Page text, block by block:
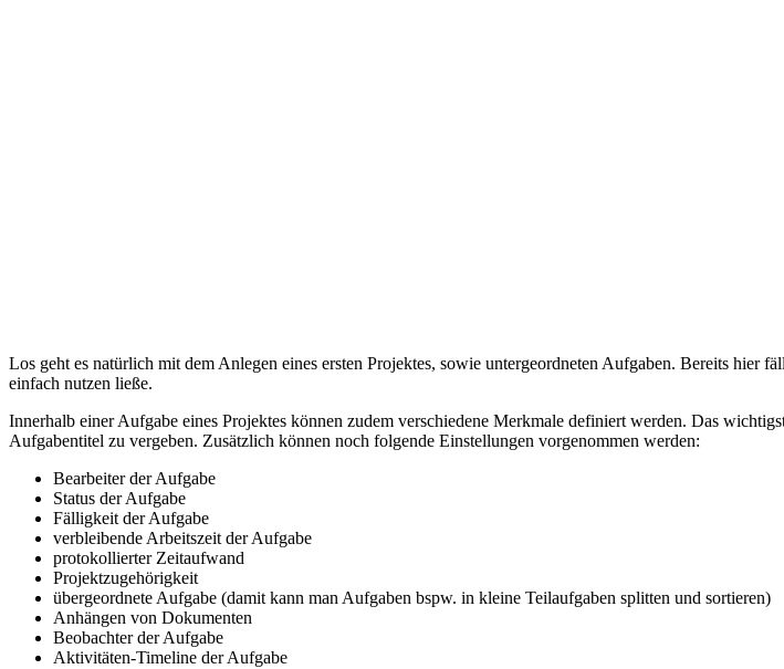
Los geht es natürlich mit dem Anlegen eines ersten Projektes, sowie untergeordneten Aufgaben. Bereits hier
einfach nutzen ließe.
Innerhalb einer Aufgabe eines Projektes können zudem verschiedene Merkmale definiert werden. Das
Aufgabentitel zu vergeben. Zusätzlich können noch folgende Einstellungen vorgenommen werden:
Bearbeiter der Aufgabe
Status der Aufgabe
Fälligkeit der Aufgabe
verbleibende Arbeitszeit der Aufgabe
protokollierter Zeitaufwand
Projektzugehörigkeit
übergeordnete Aufgabe (damit kann man Aufgaben bspw. in kleine Teilaufgaben splitten und sortieren)
Anhängen von Dokumenten
Beobachter der Aufgabe
Aktivitäten-Timeline der Aufgabe